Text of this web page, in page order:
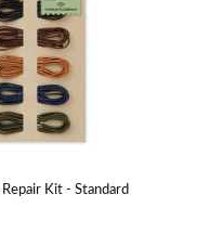
Kit - Standard